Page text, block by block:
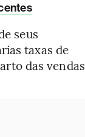
seus
taxas de
das vendas